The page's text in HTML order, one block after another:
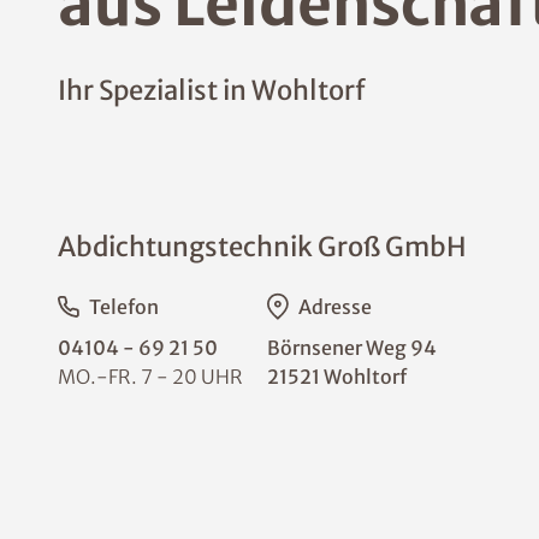
Ihr Spezialist in Wohltorf
Abdichtungstechnik Groß GmbH
Telefon
04104 - 69 21 50
MO.-FR. 7 - 20 UHR
Adresse
Börnsener Weg 94
21521 Wohltorf